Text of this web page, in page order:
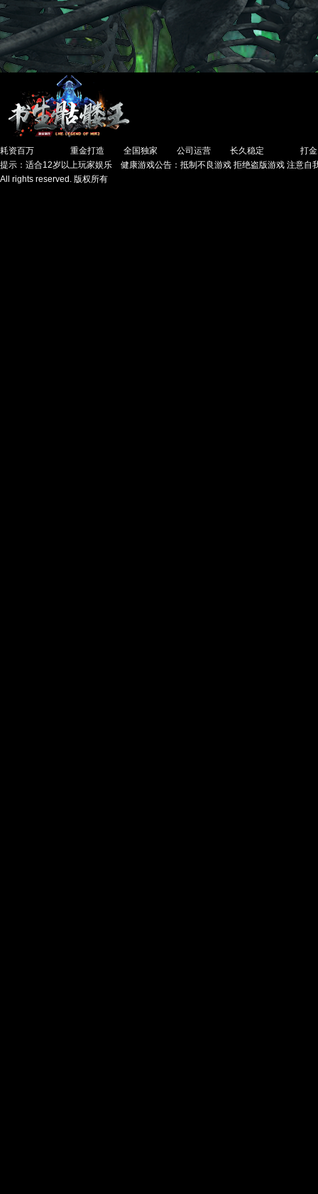
耗资百万 重金打造 全国独家 公司运营 长久稳定
打
提示：适合12岁以上玩家娱乐 健康游戏公告：抵制不良游戏 拒绝盗版游戏 注意自
All rights reserved. 版权所有